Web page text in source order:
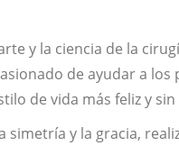
y la ciencia de la
de ayudar a
de vida más feliz y
simetría y la gracia,